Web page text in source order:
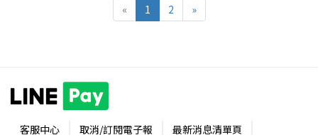
« 1 2 »
客服中心 取消/訂閱電子報 最新消息清單頁